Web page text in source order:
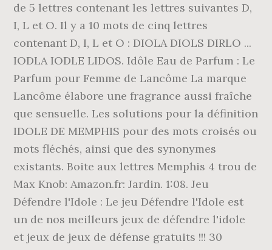
de 5 lettres contenant les lettres suivantes D,
I, L et O. Il y a 10 mots de cinq lettres
contenant D, I, L et O : DIOLA DIOLS DIRLO ...
IODLA IODLE LIDOS. Idôle Eau de Parfum : Le
Parfum pour Femme de Lancôme La marque
Lancôme élabore une fragrance aussi fraîche
que sensuelle. Les solutions pour la définition
IDOLE DE MEMPHIS pour des mots croisés ou
mots fléchés, ainsi que des synonymes
existants. Boite aux lettres Memphis 4 trou de
Max Knob: Amazon.fr: Jardin. 1:08. Jeu
Défendre l'Idole : Le jeu Défendre l'Idole est
un de nos meilleurs jeux de défendre l'idole
et jeux de jeux de défense gratuits !!! 30